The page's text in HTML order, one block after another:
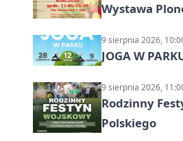
Wystawa
9 sierpnia 2026,
JOGA W
9 sierpnia 2026,
Rodzinny
Polskiego